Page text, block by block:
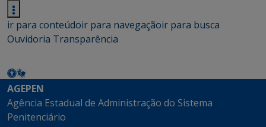
ir para conteúdoir para navegaçãoir para busca
Ouvidoria Transparência
AGEPEN
Agência Estadual de Administração do Sistema
Penitenciário